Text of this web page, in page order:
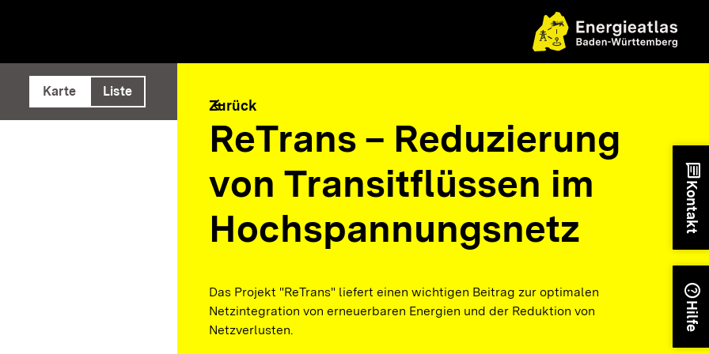
ausführen
Karte Liste
arrow_back
Zurück
ReTrans – Reduzierung
von Transitflüssen im
Hochspannungsnetz
Das Projekt "ReTrans" liefert einen wichtigen Beitrag zur optimalen
Netzintegration von erneuerbaren Energien und der Reduktion von
Netzverlusten.
chat
Kontakt
help
Hilfe